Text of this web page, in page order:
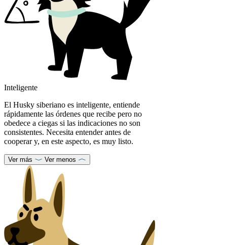
Inteligente
El Husky siberiano es inteligente, entiende
rápidamente las órdenes que recibe pero no
obedece a ciegas si las indicaciones no son
consistentes. Necesita entender antes de
cooperar y, en este aspecto, es muy listo.
Ver más Ver menos